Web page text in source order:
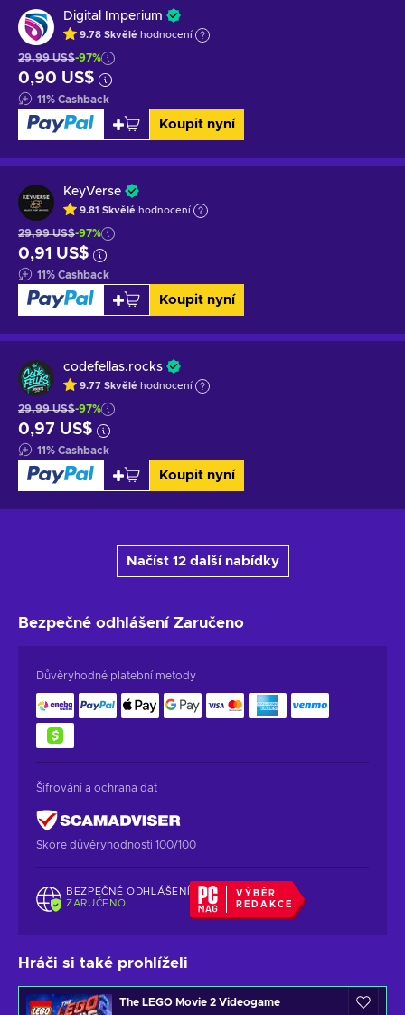
Digital Imperium
9.78 Skvělé hodnocení
29,99 US$-97%
0,90 US$
11% Cashback
Koupit nyní
KeyVerse
9.81 Skvělé hodnocení
29,99 US$-97%
0,91 US$
11% Cashback
Koupit nyní
codefellas.rocks
9.77 Skvělé hodnocení
29,99 US$-97%
0,97 US$
11% Cashback
Koupit nyní
Načíst 12 další nabídky
Bezpečné odhlášení Zaručeno
Důvěryhodné platební metody
Šifrování a ochrana dat
Skóre důvěryhodnosti 100/100
BEZPEČNÉ ODHLÁŠENÍ
ZARUČENO
VÝBĚR
REDAKCE
Hráči si také prohlíželi
The LEGO Movie 2 Videogame